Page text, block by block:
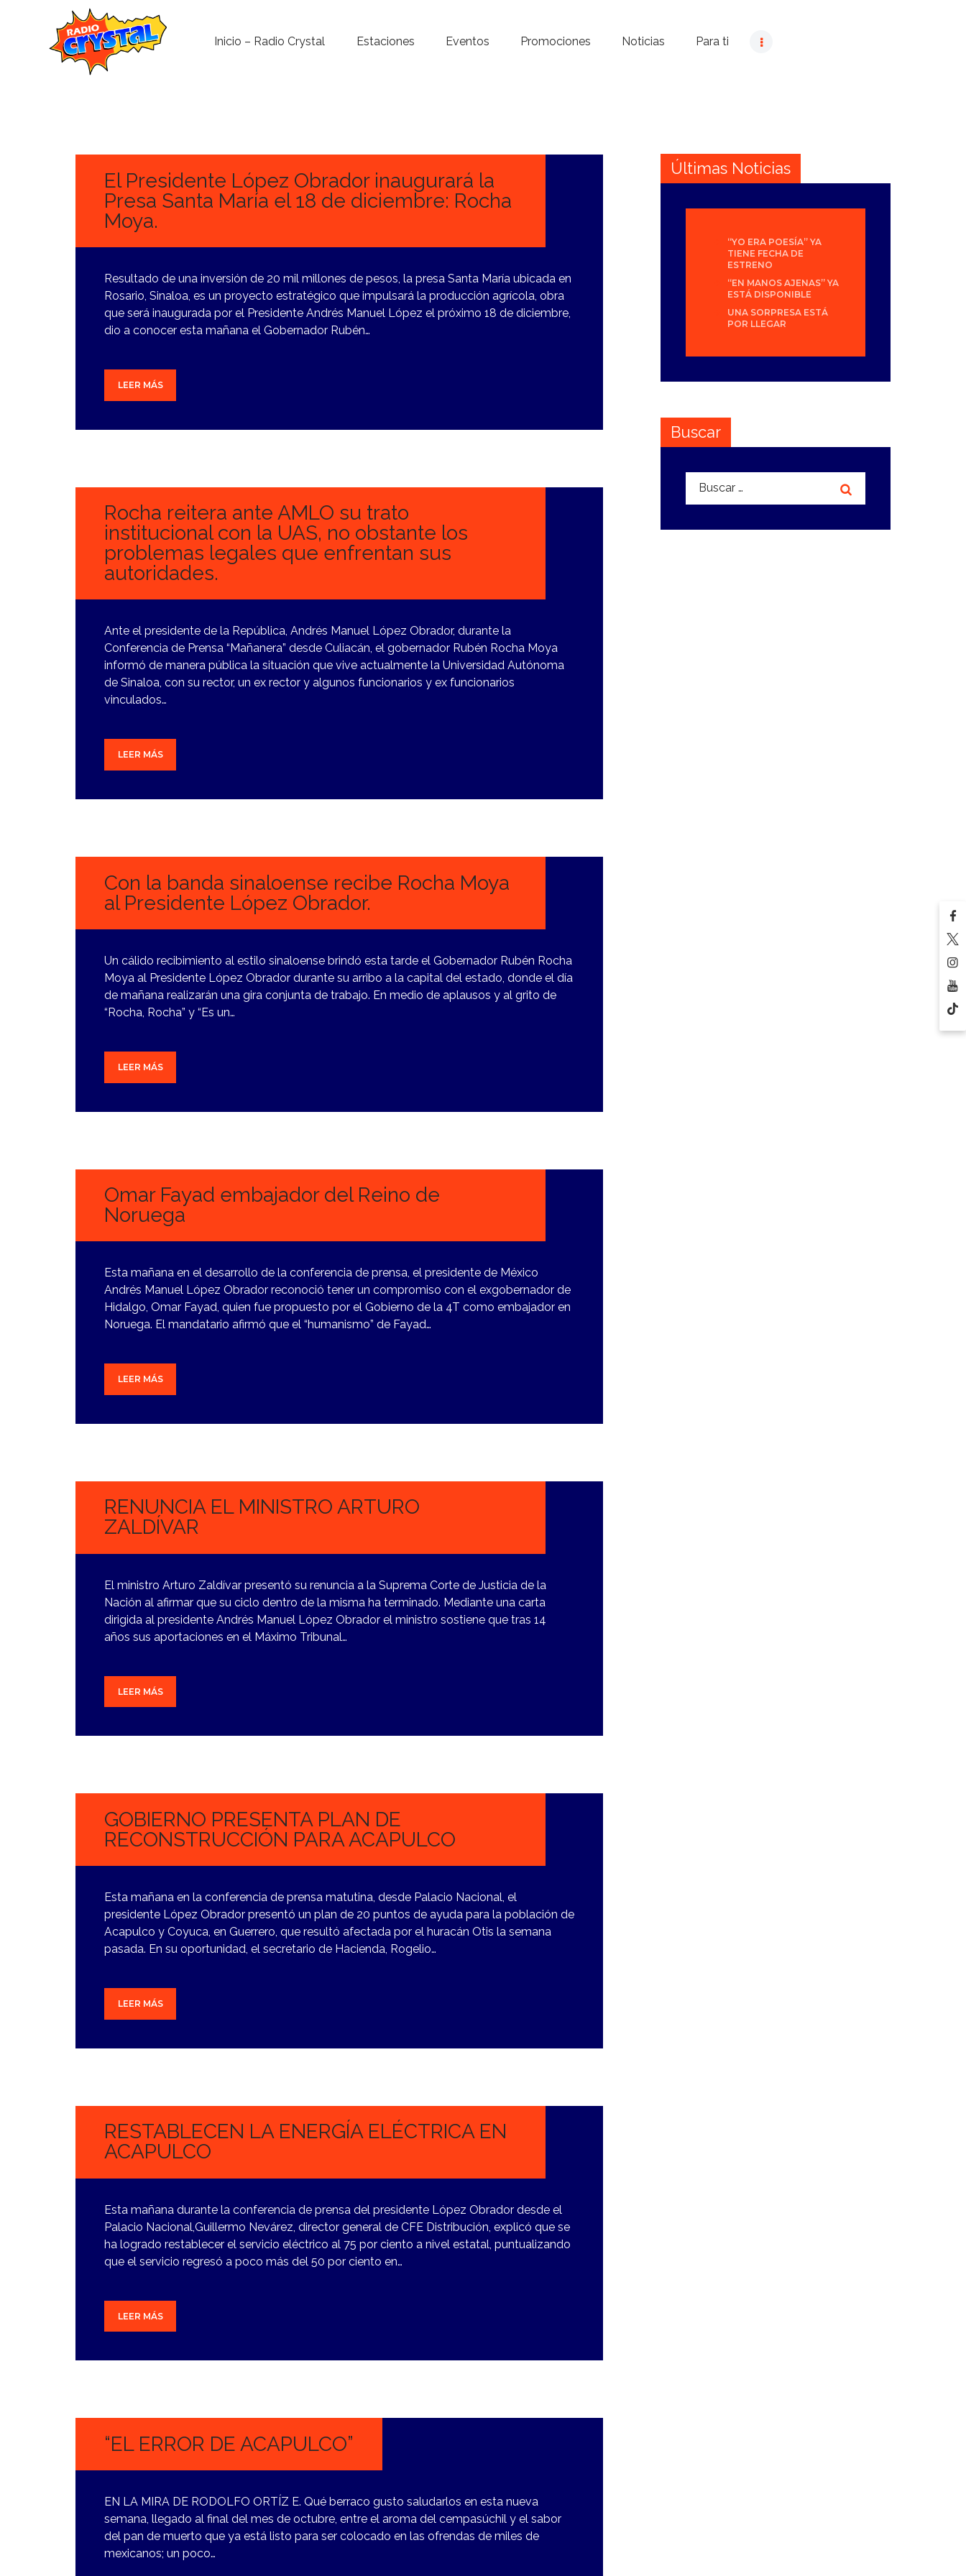
Inicio – Radio Crystal Estaciones Eventos Promociones Noticias Para ti
Noticias
Para ti
Contacto
El Presidente López Obrador inaugurará la
Presa Santa María el 18 de diciembre: Rocha
Moya.
Resultado de una inversión de 20 mil millones de pesos, la presa Santa María ubicada en
Rosario, Sinaloa, es un proyecto estratégico que impulsará la producción agrícola, obra
que será inaugurada por el Presidente Andrés Manuel López el próximo 18 de diciembre,
dio a conocer esta mañana el Gobernador Rubén…
LEER MÁS
Rocha reitera ante AMLO su trato
institucional con la UAS, no obstante los
problemas legales que enfrentan sus
autoridades.
Ante el presidente de la República, Andrés Manuel López Obrador, durante la
Conferencia de Prensa “Mañanera” desde Culiacán, el gobernador Rubén Rocha Moya
informó de manera pública la situación que vive actualmente la Universidad Autónoma
de Sinaloa, con su rector, un ex rector y algunos funcionarios y ex funcionarios
vinculados…
LEER MÁS
Con la banda sinaloense recibe Rocha Moya
al Presidente López Obrador.
Un cálido recibimiento al estilo sinaloense brindó esta tarde el Gobernador Rubén Rocha
Moya al Presidente López Obrador durante su arribo a la capital del estado, donde el día
de mañana realizarán una gira conjunta de trabajo. En medio de aplausos y al grito de
“Rocha, Rocha” y “Es un…
LEER MÁS
Omar Fayad embajador del Reino de
Noruega
Esta mañana en el desarrollo de la conferencia de prensa, el presidente de México
Andrés Manuel López Obrador reconoció tener un compromiso con el exgobernador de
Hidalgo, Omar Fayad, quien fue propuesto por el Gobierno de la 4T como embajador en
Noruega. El mandatario afirmó que el “humanismo” de Fayad…
LEER MÁS
RENUNCIA EL MINISTRO ARTURO
ZALDÍVAR
El ministro Arturo Zaldívar presentó su renuncia a la Suprema Corte de Justicia de la
Nación al afirmar que su ciclo dentro de la misma ha terminado. Mediante una carta
dirigida al presidente Andrés Manuel López Obrador el ministro sostiene que tras 14
años sus aportaciones en el Máximo Tribunal…
LEER MÁS
GOBIERNO PRESENTA PLAN DE
RECONSTRUCCIÓN PARA ACAPULCO
Esta mañana en la conferencia de prensa matutina, desde Palacio Nacional, el
presidente López Obrador presentó un plan de 20 puntos de ayuda para la población de
Acapulco y Coyuca, en Guerrero, que resultó afectada por el huracán Otis la semana
pasada. En su oportunidad, el secretario de Hacienda, Rogelio…
LEER MÁS
RESTABLECEN LA ENERGÍA ELÉCTRICA EN
ACAPULCO
Esta mañana durante la conferencia de prensa del presidente López Obrador desde el
Palacio Nacional,Guillermo Nevárez, director general de CFE Distribución, explicó que se
ha logrado restablecer el servicio eléctrico al 75 por ciento a nivel estatal, puntualizando
que el servicio regresó a poco más del 50 por ciento en…
LEER MÁS
“EL ERROR DE ACAPULCO”
EN LA MIRA DE RODOLFO ORTÍZ E. Qué berraco gusto saludarlos en esta nueva
semana, llegado al final del mes de octubre, entre el aroma del cempasúchil y el sabor
del pan de muerto que ya está listo para ser colocado en las ofrendas de miles de
mexicanos; un poco…
Últimas Noticias
“YO ERA POESÍA” YA
TIENE FECHA DE
ESTRENO
“EN MANOS AJENAS” YA
ESTÁ DISPONIBLE
UNA SORPRESA ESTÁ
POR LLEGAR
Buscar
Buscar: